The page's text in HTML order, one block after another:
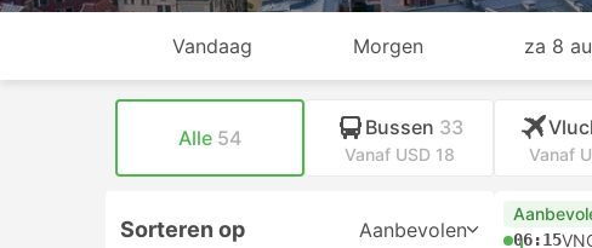
Vandaag Morgen za 8
Alle 54 Bussen 33
Vanaf USD 18 Vanaf
Sorteren op Aanbevolen 06:15